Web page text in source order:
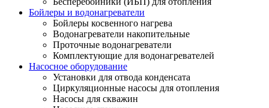
Бойлеры и водонагреватели
Бойлеры косвенного нагрева
Водонагреватели накопительные
Проточные водонагреватели
Комплектующие для водонагревателей
Насосное оборудование
Установки для отвода конденсата
Циркуляционные насосы для отопления
Насосы для скважин